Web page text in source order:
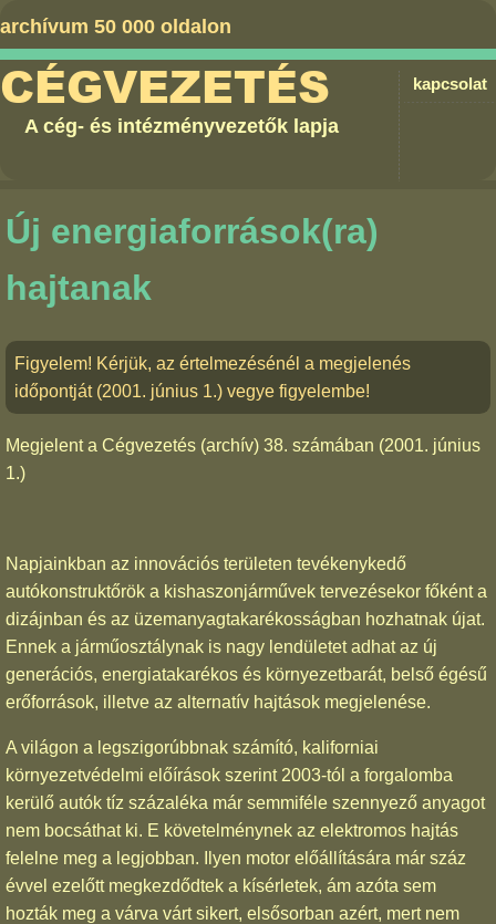
archívum 50 000 oldalon
kapcsolat
CÉGVEZETÉS
A cég- és intézményvezetők lapja
Új energiaforrások(ra)
hajtanak
Figyelem! Kérjük, az értelmezésénél a megjelenés
időpontját (2001. június 1.) vegye figyelembe!
Megjelent a Cégvezetés (archív) 38. számában (2001. június
1.)
Napjainkban az innovációs területen tevékenykedő
autókonstruktőrök a kishaszonjárművek tervezésekor főként a
dizájnban és az üzemanyagtakarékosságban hozhatnak újat.
Ennek a járműosztálynak is nagy lendületet adhat az új
generációs, energiatakarékos és környezetbarát, belső égésű
erőforrások, illetve az alternatív hajtások megjelenése.
A világon a legszigorúbbnak számító, kaliforniai
környezetvédelmi előírások szerint 2003-tól a forgalomba
kerülő autók tíz százaléka már semmiféle szennyező anyagot
nem bocsáthat ki. E követelménynek az elektromos hajtás
felelne meg a legjobban. Ilyen motor előállítására már száz
évvel ezelőtt megkezdődtek a kísérletek, ám azóta sem
hozták meg a várva várt sikert, elsősorban azért, mert nem